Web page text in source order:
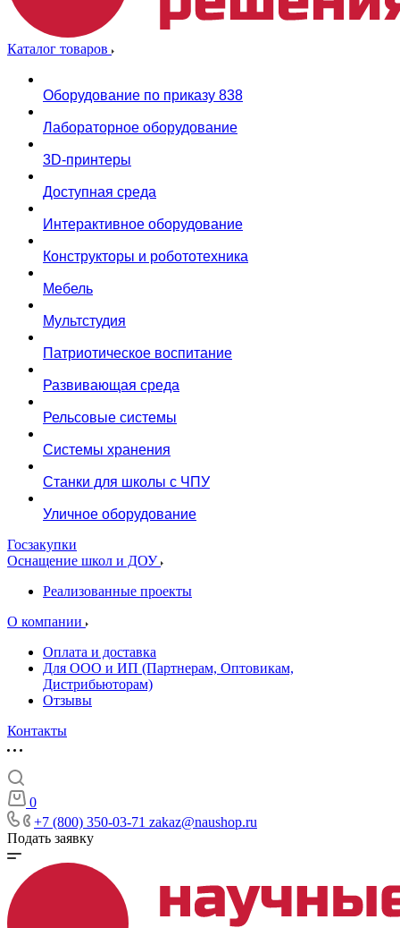
Каталог товаров
Оборудование по приказу 838
Лабораторное оборудование
3D-принтеры
Доступная среда
Интерактивное оборудование
Конструкторы и робототехника
Мебель
Мультстудия
Патриотическое воспитание
Развивающая среда
Рельсовые системы
Системы хранения
Станки для школы с ЧПУ
Уличное оборудование
Госзакупки
Оснащение школ и ДОУ
Реализованные проекты
О компании
Оплата и доставка
Для ООО и ИП (Партнерам, Оптовикам,
Дистрибьюторам)
Отзывы
Контакты
0
+7 (800) 350-03-71 zakaz@naushop.ru
Подать заявку